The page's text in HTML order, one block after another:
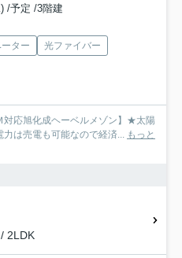
/予定 /3階建
ター
光ファイバー
対応旭化成ヘーベルメゾン】★太陽
は売電も可能なので経済... もっと
2LDK